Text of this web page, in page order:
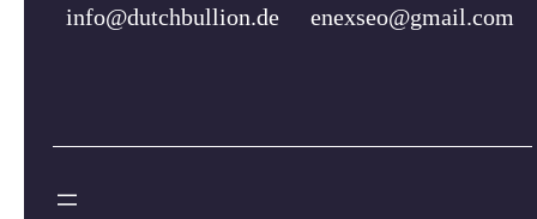
info@dutchbullion.de
enexseo@gmail.com